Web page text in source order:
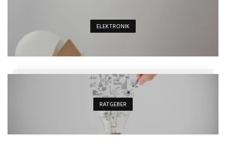
ELEKTRONIK
RATGEBER